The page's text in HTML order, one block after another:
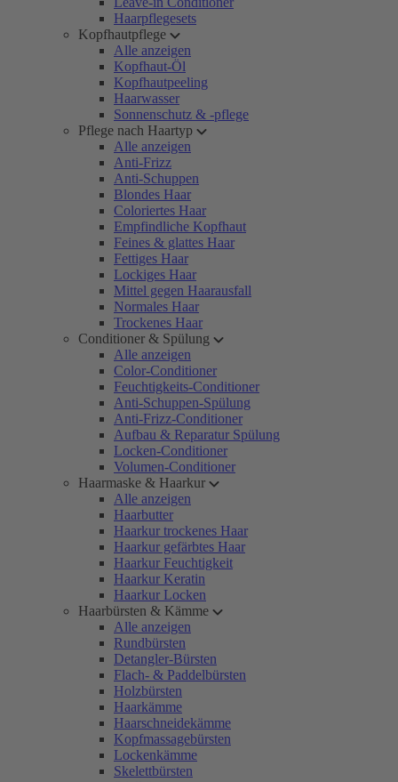
Haarpflegesets
Kopfhautpflege
Alle anzeigen
Kopfhaut-Öl
Kopfhautpeeling
Haarwasser
Sonnenschutz & -pflege
Pflege nach Haartyp
Alle anzeigen
Anti-Frizz
Anti-Schuppen
Blondes Haar
Coloriertes Haar
Empfindliche Kopfhaut
Feines & glattes Haar
Fettiges Haar
Lockiges Haar
Mittel gegen Haarausfall
Normales Haar
Trockenes Haar
Conditioner & Spülung
Alle anzeigen
Color-Conditioner
Feuchtigkeits-Conditioner
Anti-Schuppen-Spülung
Anti-Frizz-Conditioner
Aufbau & Reparatur Spülung
Locken-Conditioner
Volumen-Conditioner
Haarmaske & Haarkur
Alle anzeigen
Haarbutter
Haarkur trockenes Haar
Haarkur gefärbtes Haar
Haarkur Feuchtigkeit
Haarkur Keratin
Haarkur Locken
Haarbürsten & Kämme
Alle anzeigen
Rundbürsten
Detangler-Bürsten
Flach- & Paddelbürsten
Holzbürsten
Haarkämme
Haarschneidekämme
Kopfmassagebürsten
Lockenkämme
Skelettbürsten